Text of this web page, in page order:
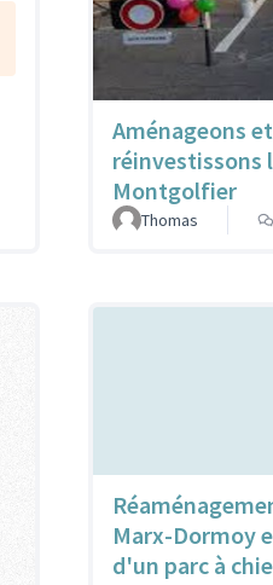
Aménageons et
réinvestissons
Montgolfier
Thomas
Marx-Dormoy
d'un parc à